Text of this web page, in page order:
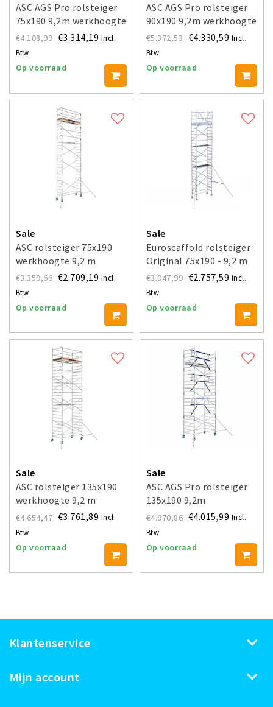
ASC AGS Pro rolsteiger
75x190 9,2m werkhoogte
voorloopleuning enkel
€4.108,99 €3.314,19 Incl.
Btw
Op voorraad
ASC AGS Pro rolsteiger
90x190 9,2m werkhoogte
voorloopleuning dubbel
€5.372,53 €4.330,59 Incl.
Btw
Op voorraad
Sale
ASC rolsteiger 75x190
werkhoogte 9,2 m
€3.359,66 €2.709,19 Incl.
Btw
Op voorraad
Sale
Euroscaffold rolsteiger
Original 75x190 - 9,2 m
werkhoogte
€3.047,99 €2.757,59 Incl.
Btw
Op voorraad
Sale
ASC rolsteiger 135x190
werkhoogte 9,2 m
€4.654,47 €3.761,89 Incl.
Btw
Op voorraad
Sale
ASC AGS Pro rolsteiger
135x190 9,2m
werkhoogte
voorloopleuning enkel
€4.970,86 €4.015,99 Incl.
Btw
Op voorraad
Klantenservice
Mijn account